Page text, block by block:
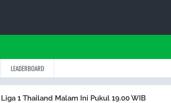
LEADERBOARD
1 Thailand Malam Ini Pukul 19.00 WIB